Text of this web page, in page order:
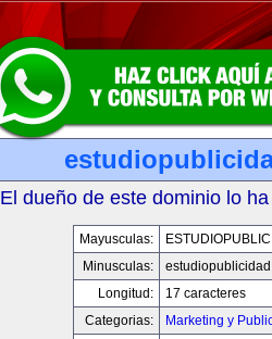
El dueño de este dominio lo
Mayusculas:
Minusculas:
Longitud:
17 caracteres
Categorias:
Marketing y